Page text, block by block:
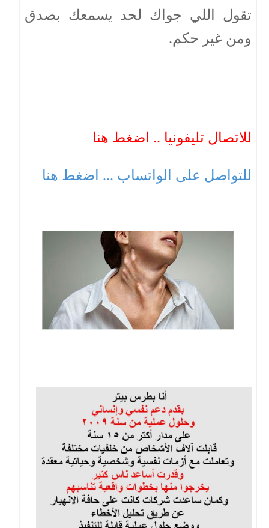
تقول اللي جواك لحد يسمعك بصدق
ومن غير حكم.
للاتصال تليفونيا .. اضغط هنا
للتواصل على الواتساب ... اضغط هنا